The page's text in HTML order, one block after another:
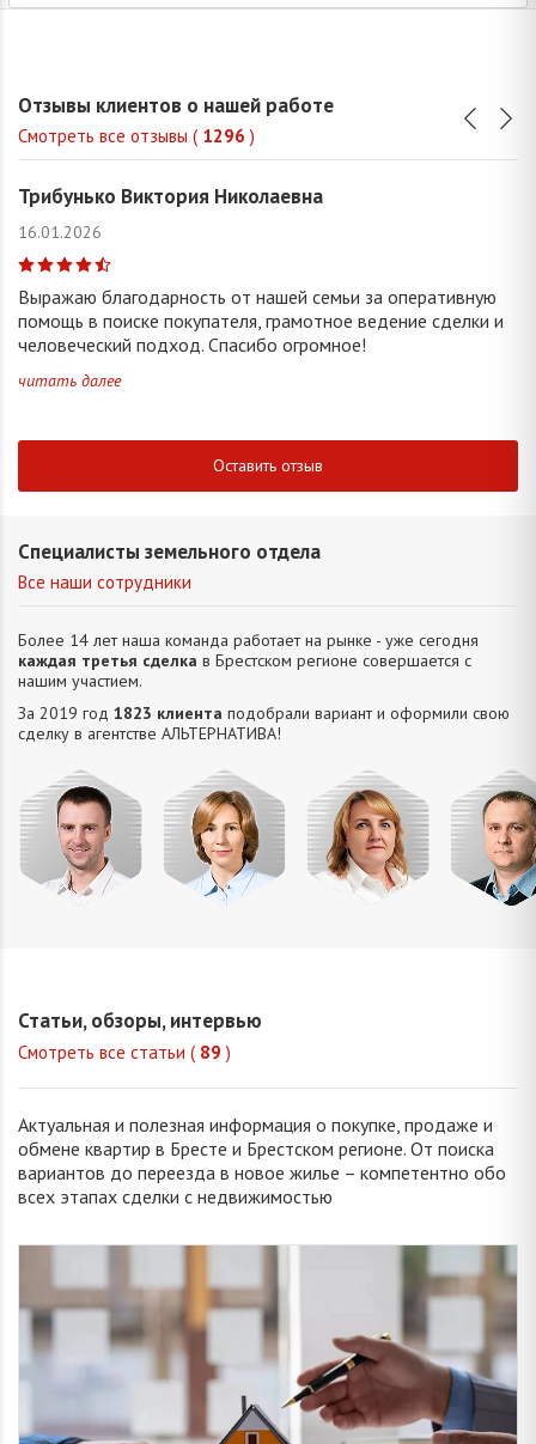
Отзывы клиентов о нашей работе
Смотреть все отзывы ( 1296 )
Трибунько Виктория Николаевна
16.01.2026
Выражаю благодарность от нашей семьи за оперативную
помощь в поиске покупателя, грамотное ведение сделки и
человеческий подход. Спасибо огромное!
читать далее
Оставить отзыв
Специалисты земельного отдела
Все наши сотрудники
Более 14 лет наша команда работает на рынке - уже сегодня
каждая третья сделка в Брестском регионе совершается с
нашим участием.
За 2019 год 1823 клиента подобрали вариант и оформили свою
сделку в агентстве АЛЬТЕРНАТИВA!
Статьи, обзоры, интервью
Смотреть все статьи ( 89 )
Актуальная и полезная информация о покупке, продаже и
обмене квартир в Бресте и Брестском регионе. От поиска
вариантов до переезда в новое жилье – компетентно обо
всех этапах сделки с недвижимостью